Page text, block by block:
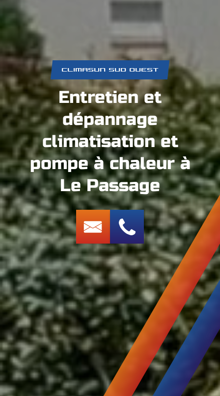
CLIMASUN SUD OUEST
Entretien et
dépannage
climatisation et
pompe à chaleur à
Le Passage